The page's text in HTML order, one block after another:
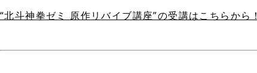
“北斗神拳ゼミ 原作リバイブ講座”の受講はこちらから！